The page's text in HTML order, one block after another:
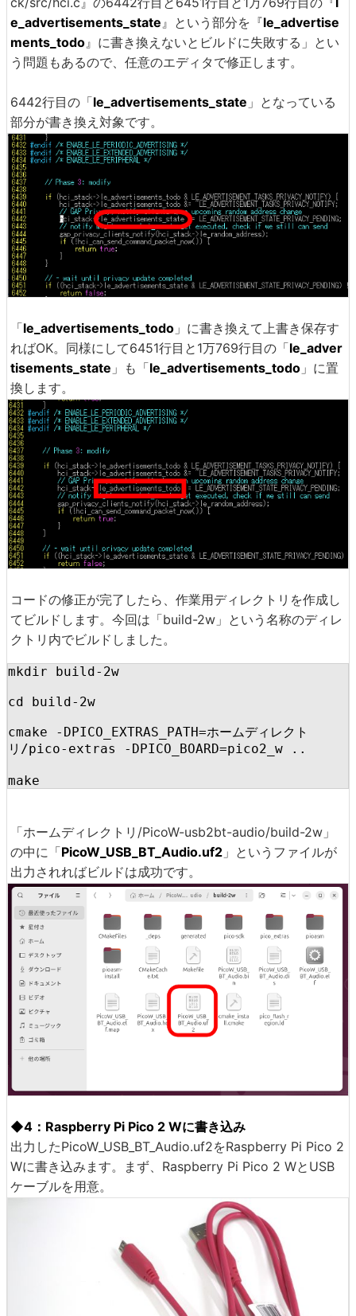
e_advertisements_state』という部分を『le_advertise
ments_todo』に書き換えないとビルドに失敗する」とい
う問題もあるので、任意のエディタで修正します。
6442行目の「le_advertisements_state 」となっている
部分が書き換え対象です。
「le_advertisements_todo 」に書き換えて上書き保存す
ればOK。同様にして6451行目と1万769行目の「le_adver
tisements_state 」も「le_advertisements_todo 」に置
換します。
コードの修正が完了したら、作業用ディレクトリを作成し
てビルドします。今回は「build-2w」という名称のディレ
クトリ内でビルドしました。
mkdir build-2w
cd build-2w
cmake -DPICO_EXTRAS_PATH=ホームディレクト
リ/pico-extras -DPICO_BOARD=pico2_w ..
make
「ホームディレクトリ/PicoW-usb2bt-audio/build-2w」
の中に「PicoW_USB_BT_Audio.uf2 」というファイルが
出力されればビルドは成功です。
◆4：Raspberry Pi Pico 2 Wに書き込み
出力したPicoW_USB_BT_Audio.uf2をRaspberry Pi Pico 2
Wに書き込みます。まず、Raspberry Pi Pico 2 WとUSB
ケーブルを用意。